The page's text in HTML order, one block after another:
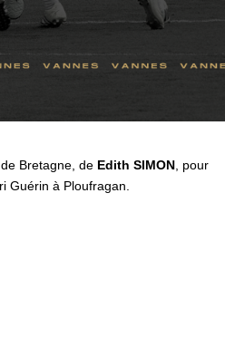
Bretagne, de Edith SIMON, pour
Guérin à Ploufragan.